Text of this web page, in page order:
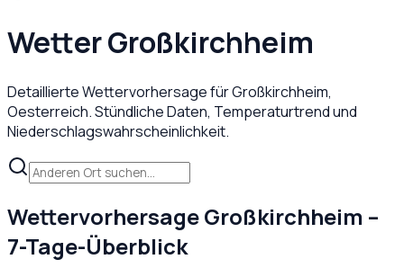
WetterGroßkirchheim
Detaillierte Wettervorhersage fürGroßkirchheim,
Oesterreich. Stündliche Daten, Temperaturtrend und
Niederschlagswahrscheinlichkeit.
WettervorhersageGroßkirchheim –
7-Tage-Überblick